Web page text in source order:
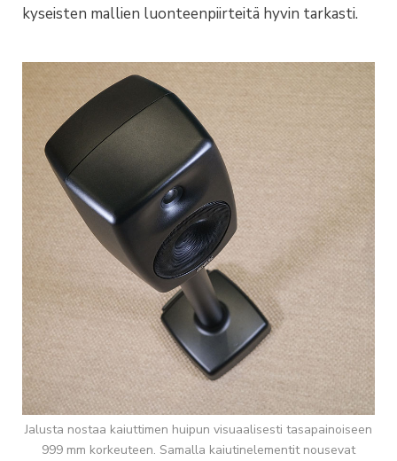
kyseisten mallien luonteenpiirteitä hyvin tarkasti.
Jalusta nostaa kaiuttimen huipun visuaalisesti tasapainoiseen
999 mm korkeuteen. Samalla kaiutinelementit nousevat